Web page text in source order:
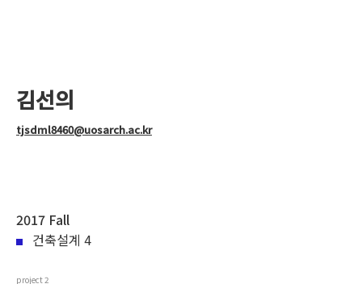
김선의
tjsdml8460@uosarch.ac.kr
2017 Fall
건축설계 4
project2